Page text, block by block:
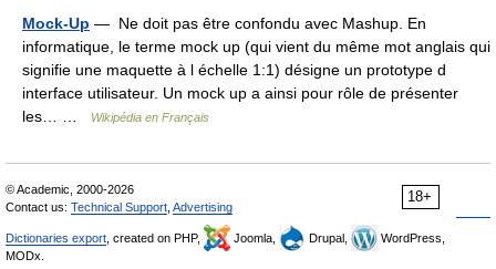
Mock-Up — Ne doit pas être confondu avec Mashup. En
informatique, le terme mock up (qui vient du même mot anglais qui
signifie une maquette à l échelle 1:1) désigne un prototype d
interface utilisateur. Un mock up a ainsi pour rôle de présenter
les… …
Wikipédia en Français
18+
© Academic, 2000-2026
Contact us: Technical Support Advertising
Dictionaries export , created on PHP, Joomla, Drupal,
WordPress,
MODx.